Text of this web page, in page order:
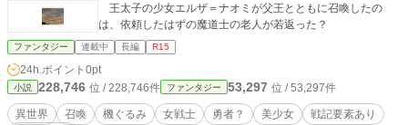
王太子の少女エルザ＝ナオミが父王とともに召喚したの
は、依頼したはずの魔道士の老人が若返った？
ファンタジー 連載中 長編 R15
24h.ポイント 0pt
小説 228,746 位 / 228,746件 ファンタジー 53,297 位 / 53,297件
異世界 召喚 機ぐるみ 女戦士 勇者？ 美少女
戦記要素あり